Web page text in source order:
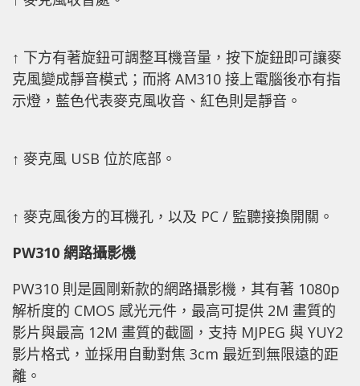
↑ 下方有著旋鈕可調整耳機音量，按下旋鈕即可讓麥
克風變成靜音模式；而將 AM310 接上電腦後亦有指
示燈，藍色代表麥克風收音、紅色則是靜音。
↑ 麥克風 USB 位於底部。
↑ 麥克風後方的耳機孔，以及 PC / 監聽接換開關。
PW310 網路攝影機
PW310 則是圓剛新款的網路攝影機，其有著 1080p
解析度的 CMOS 感光元件，最高可提供 2M 畫質的
影片與最高 12M 畫質的截圖，支持 MJPEG 與 YUY2
影片格式，並採用自動對焦 3cm 最近到無限遠的距
離。